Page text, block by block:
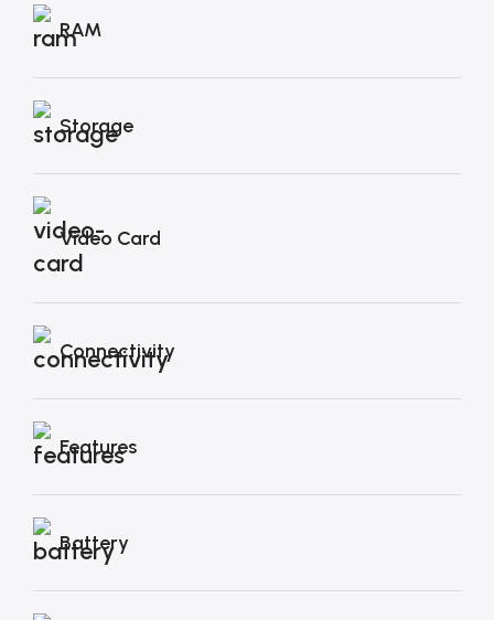
RAM
Storage
Video Card
Connectivity
Features
Battery